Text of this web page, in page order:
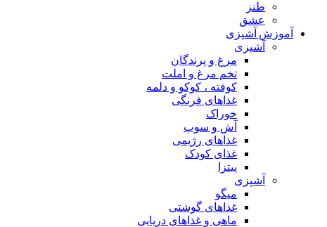
طنز
عشق
آموزش آشپزی
آشپزی
مرغ و پرندگان
تخم مرغ و املت
کوفته ، کوکو و دلمه
غذاهای فرنگی
خوراک
آش و سوپ
غذاهای رژیمی
غذای کودک
پیتزا
آشپزی
میگو
غذاهای گوشتی
ماهی و غذاهای دریایی